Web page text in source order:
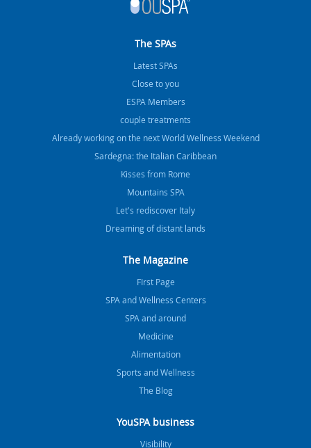
The SPAs
Latest SPAs
Close to you
ESPA Members
couple treatments
Already working on the next World Wellness Weekend
Sardegna: the Italian Caribbean
Kisses from Rome
Mountains SPA
Let's rediscover Italy
Dreaming of distant lands
The Magazine
FIrst Page
SPA and Wellness Centers
SPA and around
Medicine
Alimentation
Sports and Wellness
The Blog
YouSPA business
Visibility